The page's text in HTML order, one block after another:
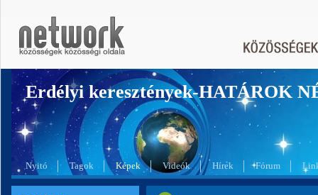
Erdélyi keresztények-HATÁROK
Nyitó Tagok Képek Videók Hírek Fórum